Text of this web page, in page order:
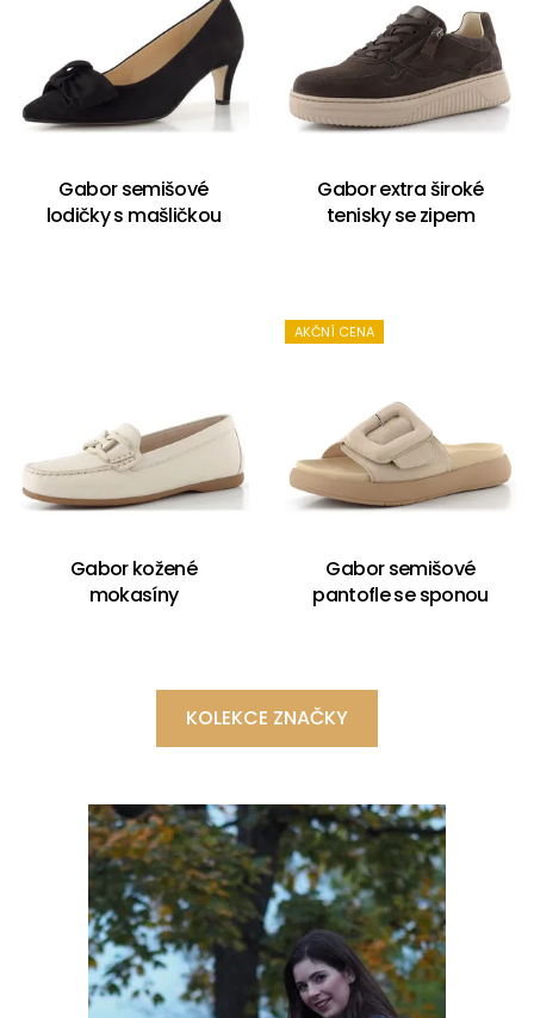
Gabor semišové
lodičky s mašličkou
Gabor extra široké
tenisky se zipem
Gabor kožené
mokasíny
AKČNÍ CENA
Gabor semišové
pantofle se sponou
KOLEKCE ZNAČKY